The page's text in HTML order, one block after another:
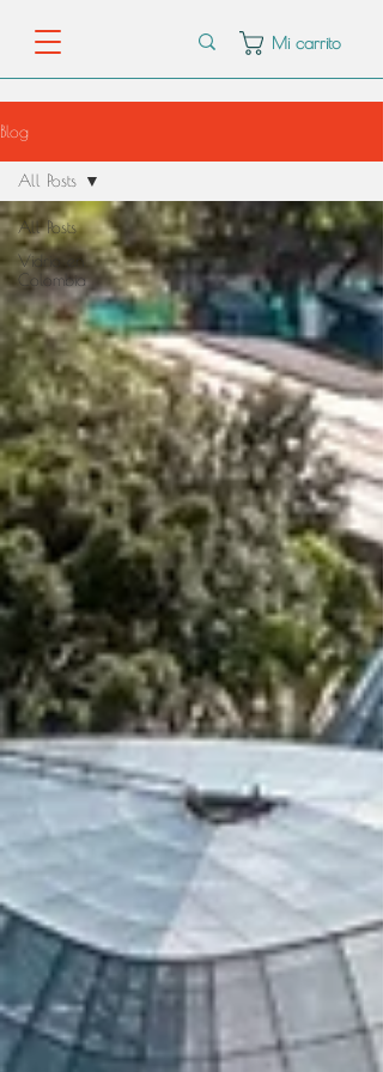
Mi carrito
Blog
All Posts
Vidrio en
Colombia
All Posts